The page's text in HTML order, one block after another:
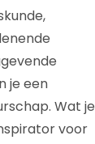
je een
Wat je
voor